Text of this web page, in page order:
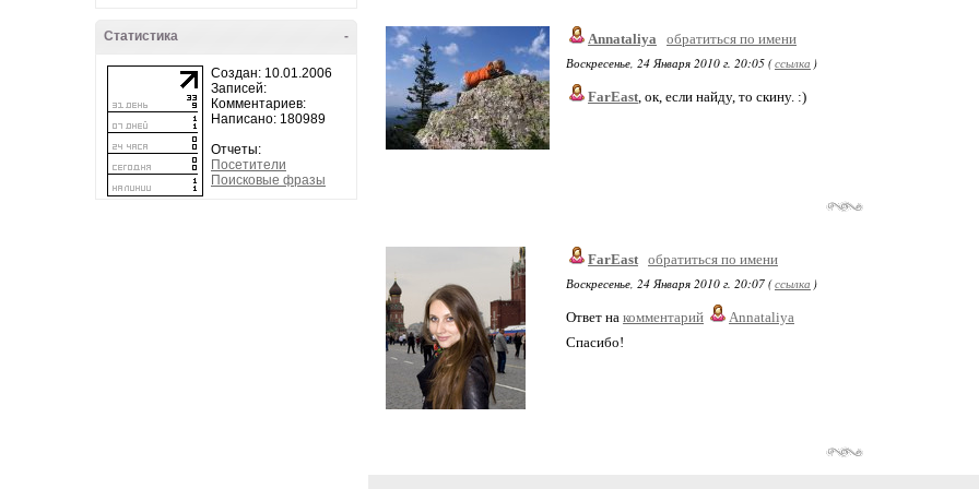
-
Статистика
Создан: 10.01.2006
Записей:
Комментариев:
Написано: 180989
Отчеты:
Посетители
Поисковые фразы
Annataliya
обратиться по имени
Воскресенье, 24 Января 2010 г. 20:05 (ссылка )
FarEast, ок, если найду, то скину. :)
FarEast обратиться по имени
Воскресенье, 24 Января 2010 г. 20:07 (ссылка )
Ответ на комментарий
Annataliya
Спасибо!